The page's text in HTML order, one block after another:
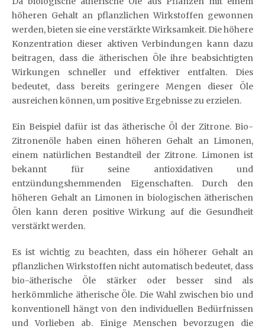
höheren Gehalt an pflanzlichen Wirkstoffen gewonnen
werden, bieten sie eine verstärkte Wirksamkeit. Die höhere
Konzentration dieser aktiven Verbindungen kann dazu
beitragen, dass die ätherischen Öle ihre beabsichtigten
Wirkungen schneller und effektiver entfalten. Dies
bedeutet, dass bereits geringere Mengen dieser Öle
ausreichen können, um positive Ergebnisse zu erzielen.
Ein Beispiel dafür ist das ätherische Öl der Zitrone. Bio-
Zitronenöle haben einen höheren Gehalt an Limonen,
einem natürlichen Bestandteil der Zitrone. Limonen ist
bekannt für seine antioxidativen und
entzündungshemmenden Eigenschaften. Durch den
höheren Gehalt an Limonen in biologischen ätherischen
Ölen kann deren positive Wirkung auf die Gesundheit
verstärkt werden.
Es ist wichtig zu beachten, dass ein höherer Gehalt an
pflanzlichen Wirkstoffen nicht automatisch bedeutet, dass
bio-ätherische Öle stärker oder besser sind als
herkömmliche ätherische Öle. Die Wahl zwischen bio und
konventionell hängt von den individuellen Bedürfnissen
und Vorlieben ab. Einige Menschen bevorzugen die